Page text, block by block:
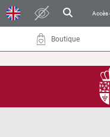
Accès
Boutique